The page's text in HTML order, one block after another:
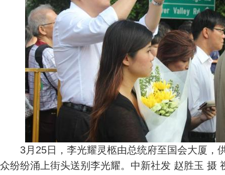
3月25日，李光耀灵柩由总统府至国会大厦，
众纷纷涌上街头送别李光耀。中新社发 赵胜玉 摄